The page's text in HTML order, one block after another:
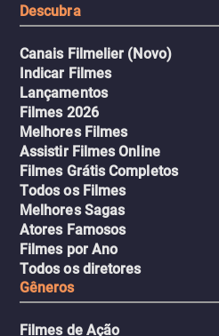
Descubra
Canais Filmelier (Novo)
Indicar Filmes
Lançamentos
Filmes 2026
Melhores Filmes
Assistir Filmes Online
Filmes Grátis Completos
Todos os Filmes
Melhores Sagas
Atores Famosos
Filmes por Ano
Todos os diretores
Gêneros
Filmes de Ação